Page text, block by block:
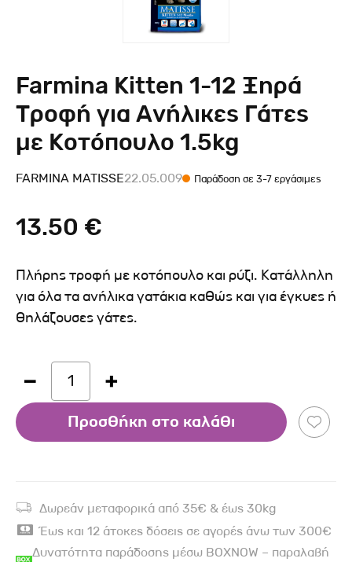
Farmina Kitten 1-12 Ξηρά
Τροφή για Ανήλικες Γάτες
με Κοτόπουλο 1.5kg
FARMINA MATISSE22.05.009 Παράδοση σε 3-7 εργάσιμες
13.50 €
Πλήρης τροφή με κοτόπουλο και ρύζι. Κατάλληλη
για όλα τα ανήλικα γατάκια καθώς και για έγκυες ή
θηλάζουσες γάτες.
1
Προσθήκη στο καλάθι
Δωρεάν μεταφορικά από 35€ & έως 30kg
Έως και 12 άτοκες δόσεις σε αγορές άνω των 300€
Δυνατότητα παράδοσης μέσω BOXNOW – παραλαβή